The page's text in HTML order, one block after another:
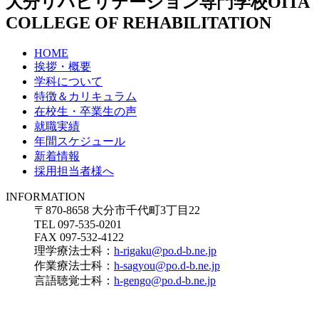
COLLEGE OF REHABILITATION
HOME
挨拶・概要
学科について
特徴＆カリキュラム
在校生・卒業生の声
就職実績
年間スケジュール
新着情報
採用担当者様へ
INFORMATION
〒870-8658 大分市千代町3丁目22
TEL 097-535-0201
FAX 097-532-4122
理学療法士科： h-rigaku@po.d-b.ne.jp
作業療法士科： h-sagyou@po.d-b.ne.jp
言語聴覚士科： h-gengo@po.d-b.ne.jp